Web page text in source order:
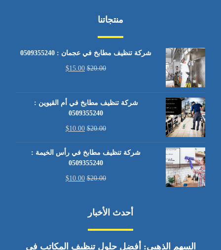
منتجاتنا
شركة تنظيف مطابخ في عجمان : 0509355240
$20.00
$15.00
شركة تنظيف مطابخ في أم القيوين :
0509355240
$20.00
$10.00
شركة تنظيف مطابخ في رأس الخيمة :
0509355240
$20.00
$10.00
أحدث الأخبار
السهم الذهبي: أفضل حلول تنظيف المكاتب في